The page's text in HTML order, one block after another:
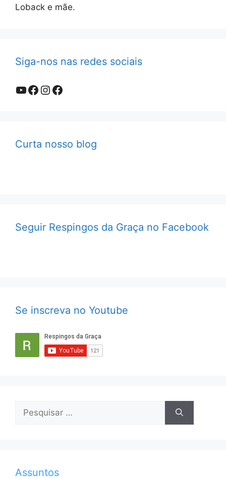
Loback e mãe.
Siga-nos nas redes sociais
Youtube
Facebook
Instagram
Facebook
Curta nosso blog
Seguir Respingos da Graça no Facebook
Se inscreva no Youtube
por:
Assuntos